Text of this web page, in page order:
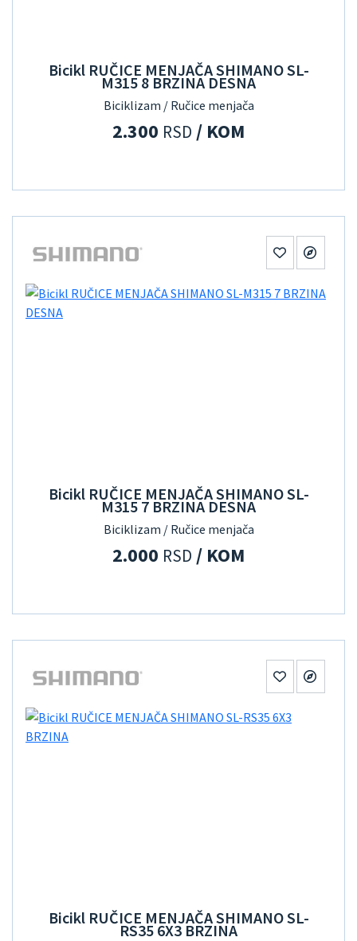
Bicikl RUČICE MENJAČA SHIMANO SL-
M315 8 BRZINA DESNA
Biciklizam / Ručice menjača
2.300 RSD / KOM
Bicikl RUČICE MENJAČA SHIMANO SL-
M315 7 BRZINA DESNA
Biciklizam / Ručice menjača
2.000 RSD / KOM
Bicikl RUČICE MENJAČA SHIMANO SL-
RS35 6X3 BRZINA